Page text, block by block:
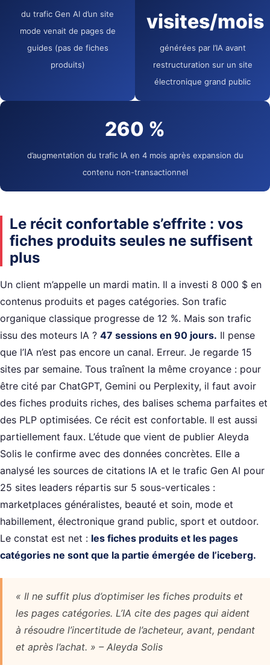
du trafic Gen AI d’un site
mode venait de pages de
guides (pas de fiches
produits)
visites/mois
générées par l’IA avant
restructuration sur un site
électronique grand public
260 %
d’augmentation du trafic IA en 4 mois après expansion du
contenu non-transactionnel
Le récit confortable s’effrite : vos
fiches produits seules ne suffisent
plus
Un client m’appelle un mardi matin. Il a investi 8 000 $ en
contenus produits et pages catégories. Son trafic
organique classique progresse de 12 %. Mais son trafic
issu des moteurs IA ? 47 sessions en 90 jours. Il pense
que l’IA n’est pas encore un canal. Erreur. Je regarde 15
sites par semaine. Tous traînent la même croyance : pour
être cité par ChatGPT, Gemini ou Perplexity, il faut avoir
des fiches produits riches, des balises schema parfaites et
des PLP optimisées. Ce récit est confortable. Il est aussi
partiellement faux. L’étude que vient de publier Aleyda
Solis le confirme avec des données concrètes. Elle a
analysé les sources de citations IA et le trafic Gen AI pour
25 sites leaders répartis sur 5 sous-verticales :
marketplaces généralistes, beauté et soin, mode et
habillement, électronique grand public, sport et outdoor.
Le constat est net : les fiches produits et les pages
catégories ne sont que la partie émergée de l’iceberg.
« Il ne suffit plus d’optimiser les fiches produits et
les pages catégories. L’IA cite des pages qui aident
à résoudre l’incertitude de l’acheteur, avant, pendant
et après l’achat. » – Aleyda Solis